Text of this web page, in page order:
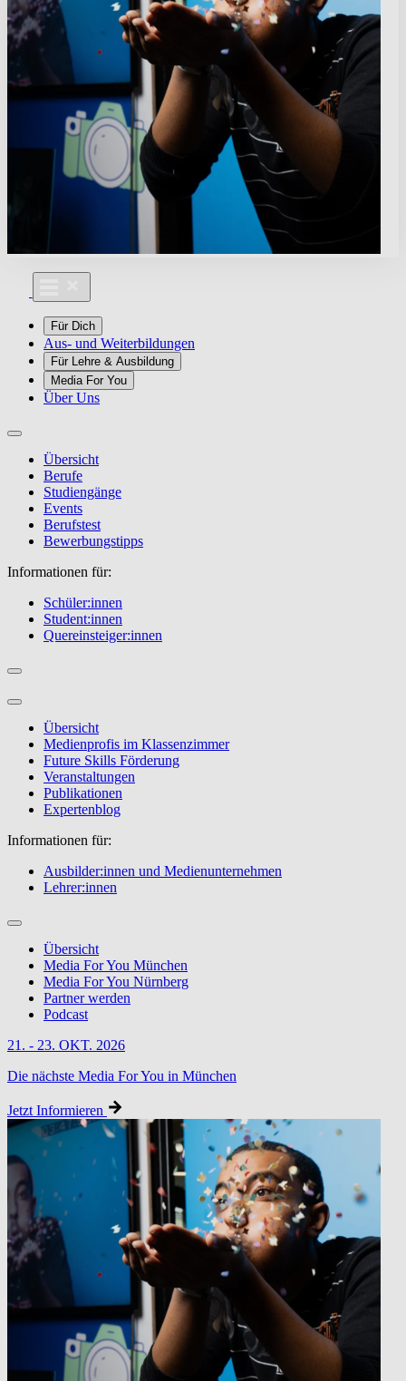
Für Dich
Aus- und Weiterbildungen
Für Lehre & Ausbildung
Media For You
Über Uns
Übersicht
Berufe
Studiengänge
Events
Berufstest
Bewerbungstipps
Informationen für:
Schüler:innen
Student:innen
Quereinsteiger:innen
Übersicht
Medienprofis im Klassenzimmer
Future Skills Förderung
Veranstaltungen
Publikationen
Expertenblog
Informationen für:
Ausbilder:innen und Medienunternehmen
Lehrer:innen
Übersicht
Media For You München
Media For You Nürnberg
Partner werden
Podcast
21. - 23. OKT. 2026
Die nächste Media For You in München
Jetzt Informieren